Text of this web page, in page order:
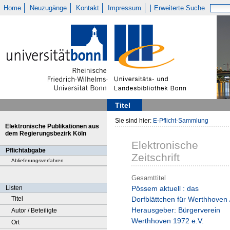
Home Neuzugänge Kontakt Impressum Erweiterte Suche
Titel
Elektronische Publikationen aus
dem Regierungsbezirk Köln
Pflichtabgabe
Ablieferungsverfahren
Listen
Titel
Autor / Beteiligte
Ort
Sie sind hier: E-Pflicht-Sammlung
Elektronische
Zeitschrift
Gesamttitel
Pössem aktuell : das
Dorfblättchen für Werthhoven
Herausgeber: Bürgerverein
Werthhoven 1972 e.V.